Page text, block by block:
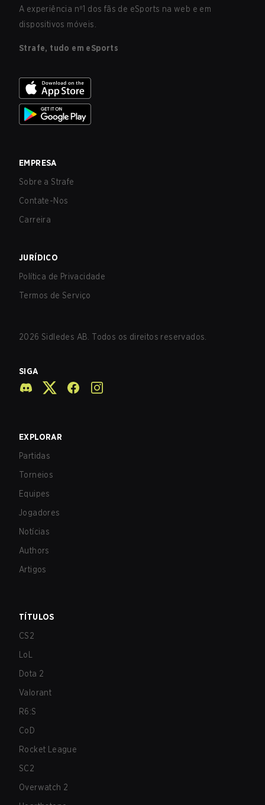
A experiência nº1 dos fãs de eSports na web e em
dispositivos móveis.
Strafe, tudo em eSports
EMPRESA
Sobre a Strafe
Contate-Nos
Carreira
JURÍDICO
Política de Privacidade
Termos de Serviço
2026 Sidledes AB. Todos os direitos reservados.
SIGA
EXPLORAR
Partidas
Torneios
Equipes
Jogadores
Notícias
Authors
Artigos
TÍTULOS
CS2
LoL
Dota 2
Valorant
R6:S
CoD
Rocket League
SC2
Overwatch 2